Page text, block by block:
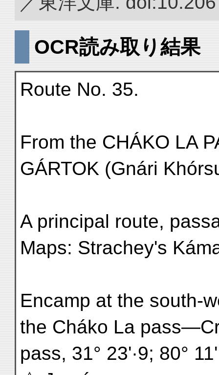
OCR読み取り結果
Route No. 35.
From the CHÁKO LA
GÁRTOK (Gnári
A principal route,
Maps: Strachey's
Encamp at the south-
the Cháko La
pass, 31° 23'·9; 80°